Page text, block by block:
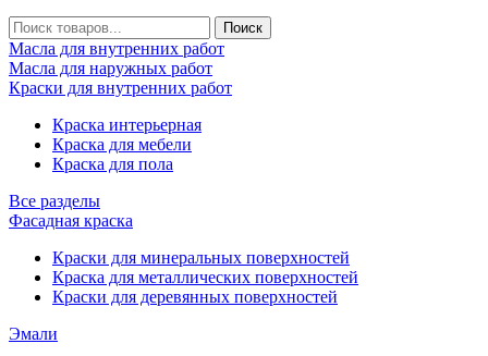
Масла для внутренних работ
Масла для наружных работ
Краски для внутренних работ
Краска интерьерная
Краска для мебели
Краска для пола
Все разделы
Фасадная краска
Краски для минеральных поверхностей
Краска для металлических поверхностей
Краски для деревянных поверхностей
Эмали